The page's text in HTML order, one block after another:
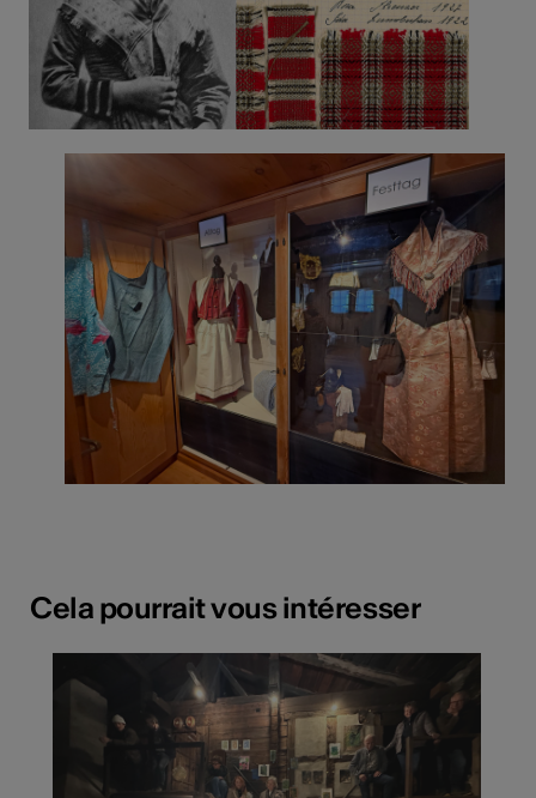
Cela pourrait vous intéresser